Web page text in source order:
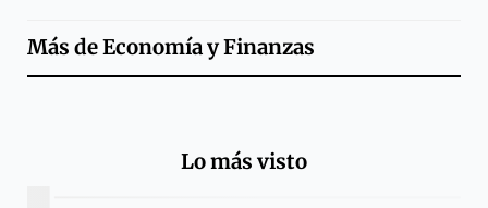
Más deEconomía y Finanzas
Lo más visto